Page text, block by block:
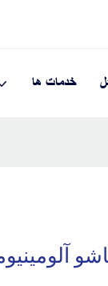
خدمات ها
پله